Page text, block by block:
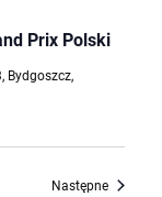
Prix Polski
Bydgoszcz,
Następne